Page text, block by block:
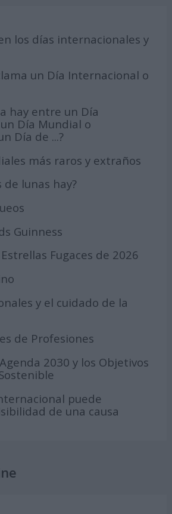
los días internacionales y
un Día Internacional o
hay entre un Día
Día Mundial o
Día de ...?
más raros y extraños
de lunas hay?
Guinness
Fugaces de 2026
y el cuidado de la
de Profesiones
2030 y los Objetivos
puede
de una causa